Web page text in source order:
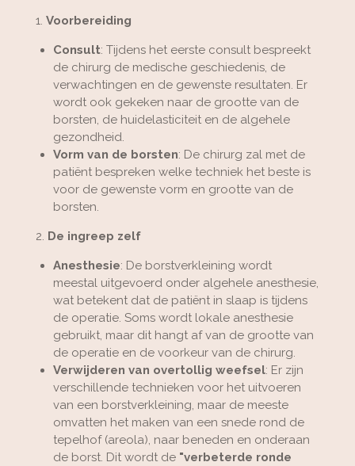
1. Voorbereiding
Consult: Tijdens het eerste consult bespreekt
de chirurg de medische geschiedenis, de
verwachtingen en de gewenste resultaten. Er
wordt ook gekeken naar de grootte van de
borsten, de huidelasticiteit en de algehele
gezondheid.
Vorm van de borsten: De chirurg zal met de
patiënt bespreken welke techniek het beste is
voor de gewenste vorm en grootte van de
borsten.
2. De ingreep zelf
Anesthesie: De borstverkleining wordt
meestal uitgevoerd onder algehele anesthesie,
wat betekent dat de patiënt in slaap is tijdens
de operatie. Soms wordt lokale anesthesie
gebruikt, maar dit hangt af van de grootte van
de operatie en de voorkeur van de chirurg.
Verwijderen van overtollig weefsel: Er zijn
verschillende technieken voor het uitvoeren
van een borstverkleining, maar de meeste
omvatten het maken van een snede rond de
tepelhof (areola), naar beneden en onderaan
de borst. Dit wordt de "verbeterde ronde